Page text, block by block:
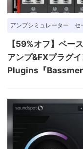
アンプシミュレーター セ
【59%オフ】ベー
アンプ&FXプラグ
Plugins『